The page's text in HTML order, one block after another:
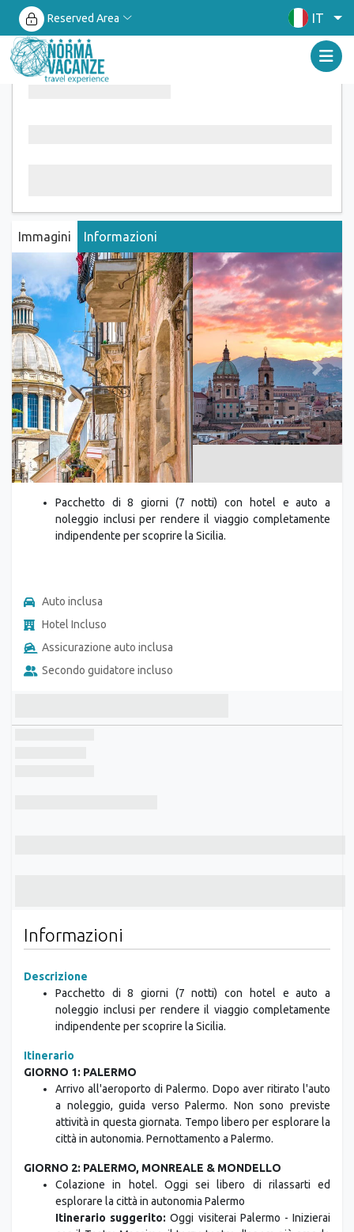
Reserved Area IT
Immagini Informazioni
Previous Next
Pacchetto di 8 giorni (7 notti) con hotel e auto a
noleggio inclusi per rendere il viaggio completamente
indipendente per scoprire la Sicilia.
Assicurazione auto inclusa
Secondo guidatore incluso
Descrizione
noleggio inclusi per rendere il viaggio completamente
indipendente per scoprire la Sicilia.
Itinerario
GIORNO 1: PALERMO
Arrivo all'aeroporto di Palermo. Dopo aver ritirato l'auto
a noleggio, guida verso Palermo. Non sono previste
attività in questa giornata. Tempo libero per esplorare la
città in autonomia. Pernottamento a Palermo.
GIORNO 2: PALERMO, MONREALE & MONDELLO
Colazione in hotel. Oggi sei libero di rilassarti ed
esplorare la città in autonomia Palermo
Itinerario suggerito:Oggi visiterai Palermo - Inizierai
con il Teatro Massimo, il terzo teatro d'opera più grande
d'Europa. Poi entrerai nel popolare mercato "Il Capo,"
che ricorda un suk africano; alla fine della visita al